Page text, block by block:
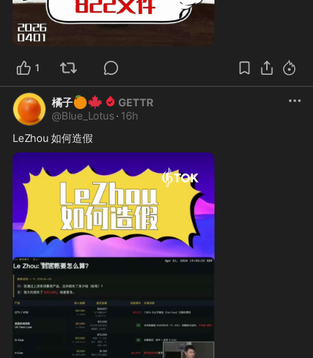
1
橘子🍊🍁
@Blue_Lotus · 16h
LeZhou 如何造假